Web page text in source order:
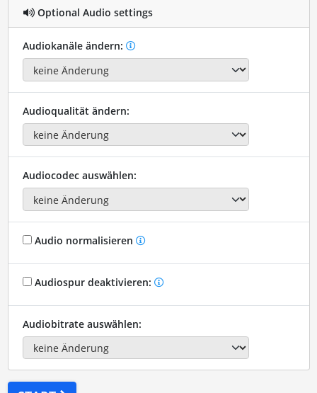
Optional Audio settings
Audiokanäle ändern:
Audioqualität ändern:
Audiocodec auswählen:
Audio normalisieren
Audiospur deaktivieren:
Audiobitrate auswählen: